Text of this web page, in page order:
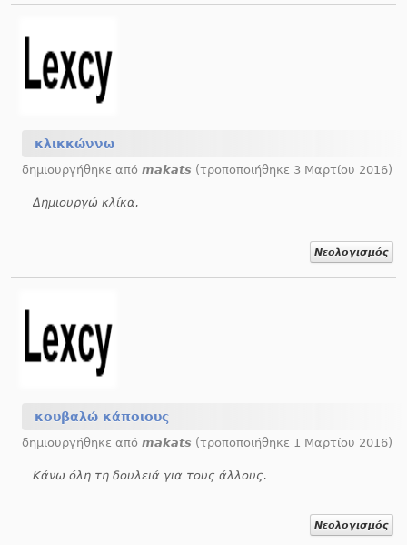
κλικκώννω
δημιουργήθηκε απόmakats (τροποποιήθηκε 3 Μαρτίου 2016)
Δημιουργώ κλίκα.
Νεολογισμός
κουβαλώ κάποιους
δημιουργήθηκε απόmakats (τροποποιήθηκε 1 Μαρτίου 2016)
Κάνω όλη τη δουλειά για τους άλλους.
Νεολογισμός